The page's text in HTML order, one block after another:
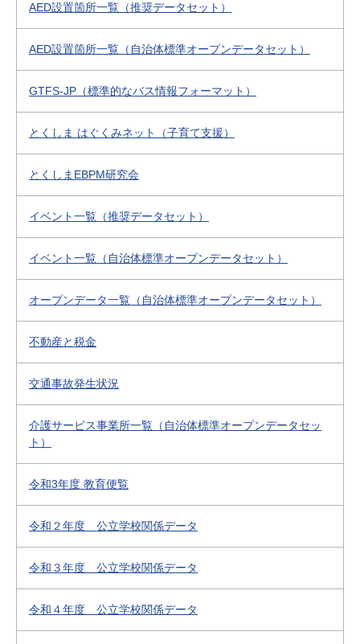
AED設置箇所一覧（推奨データセット）
AED設置箇所一覧（自治体標準オープンデータセット）
GTFS-JP（標準的なバス情報フォーマット）
とくしま はぐくみネット（子育て支援）
とくしまEBPM研究会
イベント一覧（推奨データセット）
イベント一覧（自治体標準オープンデータセット）
オープンデータ一覧（自治体標準オープンデータセット）
不動産と税金
交通事故発生状況
介護サービス事業所一覧（自治体標準オープンデータセッ
ト）
令和3年度 教育便覧
令和２年度 公立学校関係データ
令和３年度 公立学校関係データ
令和４年度 公立学校関係データ